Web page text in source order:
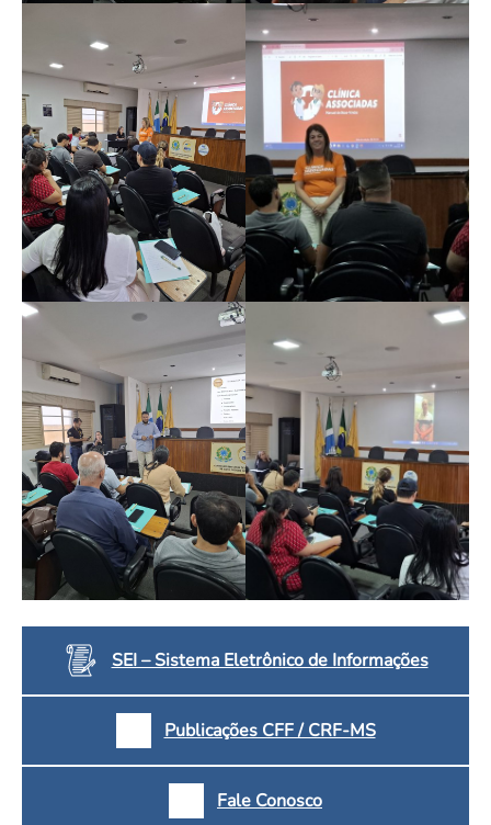
SEI – Sistema Eletrônico de Informações
Publicações CFF / CRF-MS
Fale Conosco